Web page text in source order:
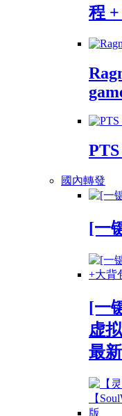
程
國內轉發
[一
[一
虚
最